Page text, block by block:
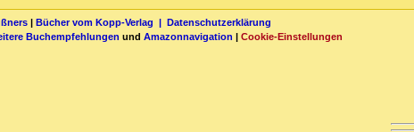
| Bücher vom Kopp-Verlag | Datenschutzerklärung
Buchempfehlungen und Amazonnavigation | Cookie-Einstellungen